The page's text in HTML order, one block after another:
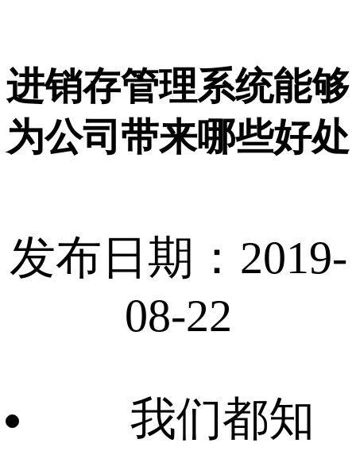
进销存管理系统能够
为公司带来哪些好处
发布日期：2019-
08-22
我们都知